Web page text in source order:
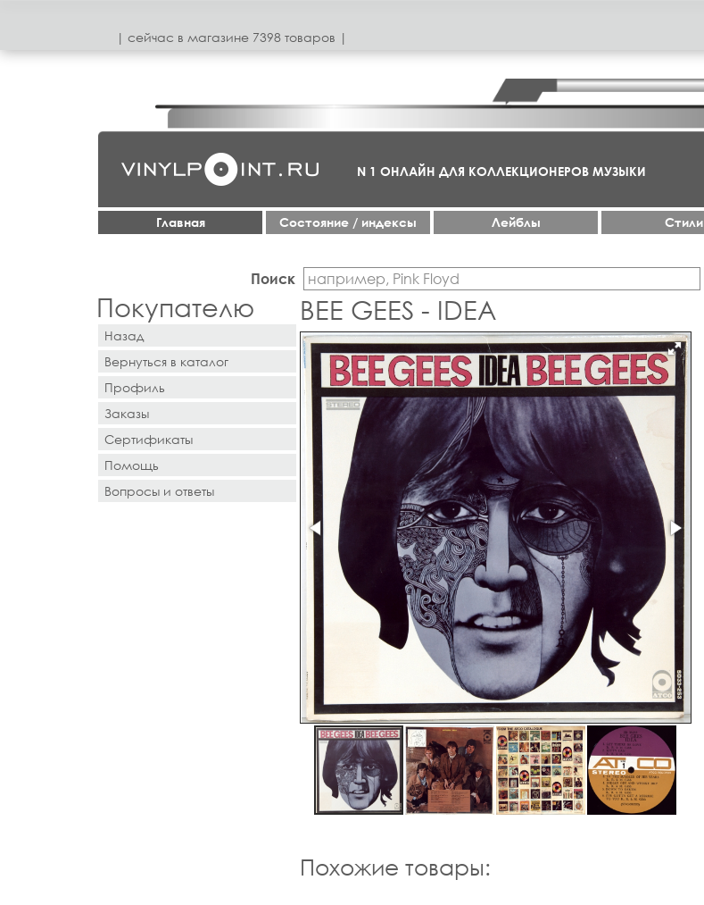
| сeйчас в магазинe 7398 товаров |
N 1 ОНЛАЙН ДЛЯ КОЛЛЕКЦИОНЕРОВ МУЗЫКИ
Главная Cостояние / индексы Лейблы Стили
Поиск
Покупателю
Назад
Вернуться в каталог
Профиль
Заказы
Сертификаты
Помощь
Вопросы и ответы
BEE GEES - IDEA
Похожие товары: